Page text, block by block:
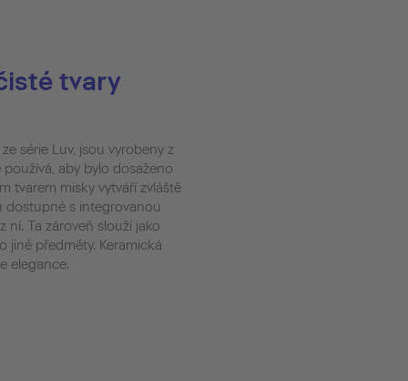
tvary
série Luv, jsou vyrobeny z
aby bylo dosaženo
tvarem misky vytváří zvláště
dostupné s integrovanou
Ta zároveň slouží jako
jiné předměty. Keramická
elegance.